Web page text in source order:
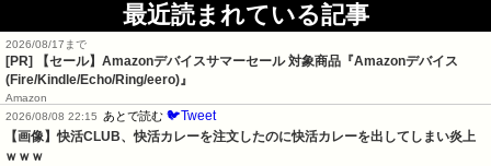
最近読まれている記事
2026/08/17まで
[PR]
【セール】Amazonデバイスサマーセール 対象商品『Amazonデバイス
(Fire/Kindle/Echo/Ring/eero)』
Amazon
2026/08/08 22:15 あとで読む 🐦Tweet
【画像】快活CLUB、快活カレーを注文したのに快活カレーを出してしまい炎上
ｗｗｗ